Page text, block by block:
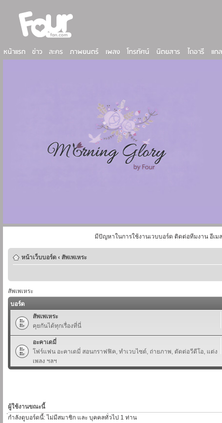
มีปัญหาในการใช้งานเวบบอร์ด ติดต่อทีมงาน อีเม
หน้าเว็บบอร์ด ‹ สัพเพเหระ
สัพเพเหระ
บอร์ด
สัพเพเหระ
คุยกันได้ทุกเรื่องที่นี่
อะคาเดมี่
โฟร์แฟน อะคาเดมี่ สอนกราฟฟิค, ทำเวบไซต์, ถ่ายภาพ, ตัดต่อวีดีโอ, แต่ง
เพลง ฯลฯ
ผู้ใช้งานขณะนี้
่กำลังดูบอร์ดนี้: ไม่มีสมาชิก และ บุคคลทั่วไป 1 ท่าน